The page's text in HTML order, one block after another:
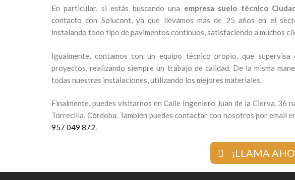
En particular, si estás buscando una empresa suelo técnico
contacto con Solucont, ya que llevamos más de 25 años en el
instalando todo tipo de pavimentos continuos, satisfaciendo a muchos
Igualmente, contamos con un equipo técnico propio, que supervisa
proyectos, realizando siempre un trabajo de calidad. De la misma
todas nuestras instalaciones, utilizando los mejores materiales.
Finalmente, puedes visitarnos en Calle Ingeniero Juan de la Cierva, 36
Torrecilla, Córdoba. También puedes contactar con nosotros por email
957 049 872.
¡LLAMA